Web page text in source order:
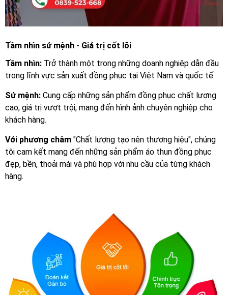
Tầm nhìn sứ mệnh - Giá trị cốt lõi
Tầm nhìn: Trở thành một trong những doanh nghiệp dẫn đầu
trong lĩnh vực sản xuất đồng phục tại Việt Nam và quốc tế.
Sứ mệnh: Cung cấp những sản phẩm đồng phục chất lượng
cao, giá trị vượt trội, mang đến hình ảnh chuyên nghiệp cho
khách hàng.
Với phương châm "Chất lượng tạo nên thương hiệu", chúng
tôi cam kết mang đến những sản phẩm áo thun đồng phục
đẹp, bền, thoải mái và phù hợp với nhu cầu của từng khách
hàng.